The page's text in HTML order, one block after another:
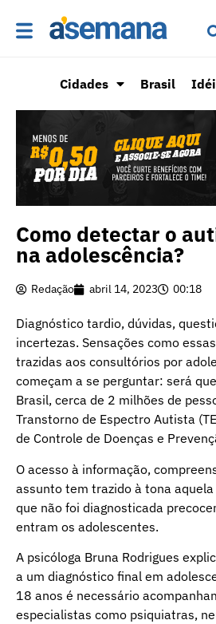
Cidades Brasil
Como detectar o
na adolescência?
Redação abril 14, 2023 00:18
Diagnóstico tardio, dúvidas,
incertezas. Sensações como
trazidas aos consultórios por
começam a se perguntar: será
Brasil, cerca de 2 milhões de
Transtorno de Espectro Autista
de Controle de Doenças e
O acesso à informação,
assunto tem trazido à tona
que não foi diagnosticada
entram os adolescentes.
A psicóloga Bruna Rodrigues
a um diagnóstico final em
18 anos é necessário
especialistas como psiquiatras,